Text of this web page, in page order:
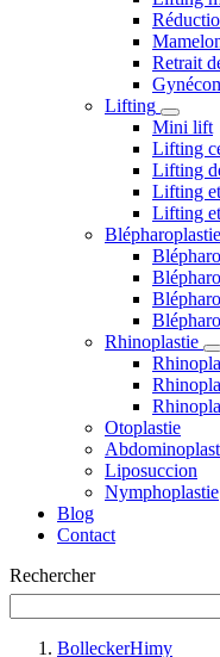
Retrait
Lifting
Mini lift
Lifting
Lifting
Lifting
Lifting
Blépharoplastie
Rhinoplastie
Otoplastie
Liposuccion
Nymphoplastie
Blog
Contact
Rechercher
BolleckerHimy